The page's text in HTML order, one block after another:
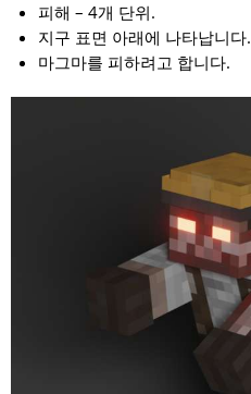
피해 – 4개 단위.
지구 표면 아래에 나타납니다.
마그마를 피하려고 합니다.